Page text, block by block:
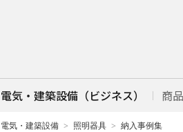
電気・建築設備（ビジネス） 商
電気・建築設備 照明器具 納入事例集